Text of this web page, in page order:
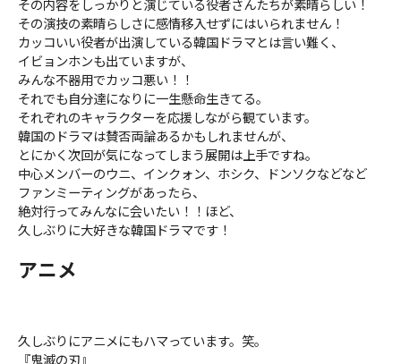
その内容をしっかりと演じている役者さんたちが素晴らしい！
その演技の素晴らしさに感情移入せずにはいられません！
カッコいい役者が出演している韓国ドラマとは言い難く、
イビョンホンも出ていますが、
みんな不器用でカッコ悪い！！
それでも自分達になりに一生懸命生きてる。
それぞれのキャラクターを応援しながら観ています。
韓国のドラマは賛否両論あるかもしれませんが、
とにかく次回が気になってしまう展開は上手ですね。
中心メンバーのウニ、インクォン、ホシク、ドンソクなどなど
ファンミーティングがあったら、
絶対行ってみんなに会いたい！！ほど、
久しぶりに大好きな韓国ドラマです！
アニメ
久しぶりにアニメにもハマっています。笑。
『鬼滅の刃』